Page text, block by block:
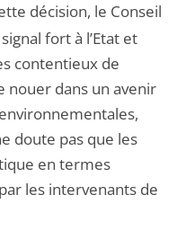
décision, le Conseil
fort à l’Etat et
contentieux de
nouer dans un avenir
doute pas que les
en termes
les intervenants de